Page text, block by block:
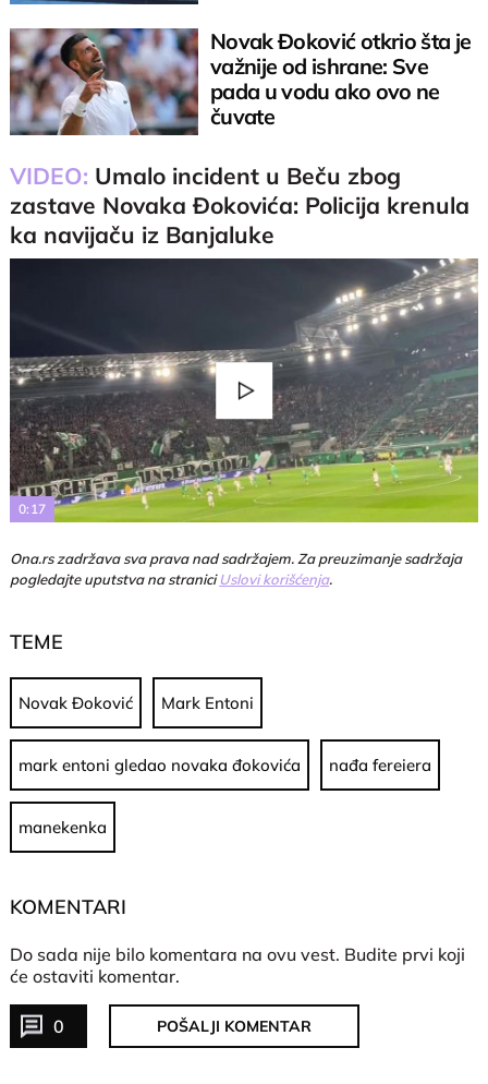
Novak Đoković otkrio šta je
važnije od ishrane: Sve
pada u vodu ako ovo ne
čuvate
VIDEO: Umalo incident u Beču zbog
zastave Novaka Đokovića: Policija krenula
ka navijaču iz Banjaluke
Play
Video
0:17
Ona.rs zadržava sva prava nad sadržajem. Za preuzimanje sadržaja
pogledajte uputstva na straniciUslovi korišćenja.
TEME
Novak Đoković Mark Entoni
mark entoni gledao novaka đokovića nađa fereiera
manekenka
KOMENTARI
Do sada nije bilo komentara na ovu vest. Budite prvi koji
će ostaviti komentar.
0 POŠALJI KOMENTAR